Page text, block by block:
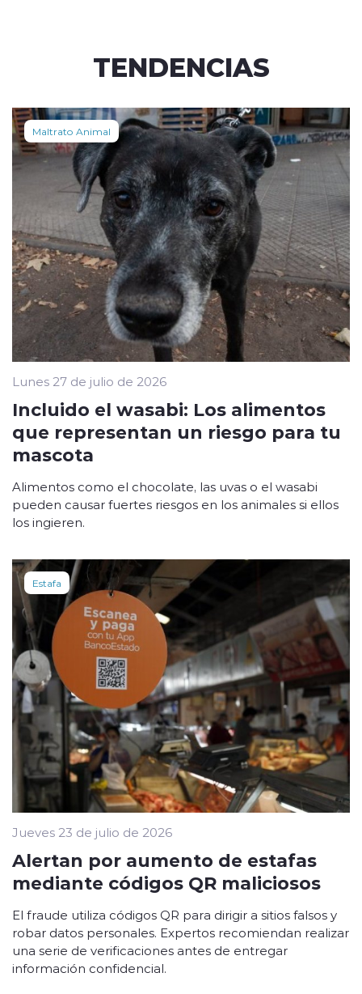
TENDENCIAS
Maltrato Animal
Lunes 27 de julio de 2026
Incluido el wasabi: Los alimentos
que representan un riesgo para tu
mascota
Alimentos como el chocolate, las uvas o el wasabi
pueden causar fuertes riesgos en los animales si ellos
los ingieren.
Estafa
Jueves 23 de julio de 2026
Alertan por aumento de estafas
mediante códigos QR maliciosos
El fraude utiliza códigos QR para dirigir a sitios falsos y
robar datos personales. Expertos recomiendan realizar
una serie de verificaciones antes de entregar
información confidencial.